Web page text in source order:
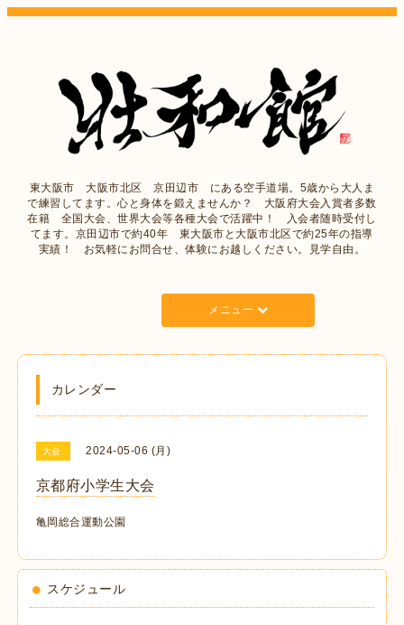
東大阪市 大阪市北区 京田辺市 にある空手道場。5歳から大人ま
で練習してます。心と身体を鍛えませんか？ 大阪府大会入賞者多数
在籍 全国大会、世界大会等各種大会で活躍中！ 入会者随時受付し
てます。京田辺市で約40年 東大阪市と大阪市北区で約25年の指導
実績！ お気軽にお問合せ、体験にお越しください。見学自由。
メニュー
カレンダー
大会 2024-05-06 (月)
京都府小学生大会
亀岡総合運動公園
スケジュール